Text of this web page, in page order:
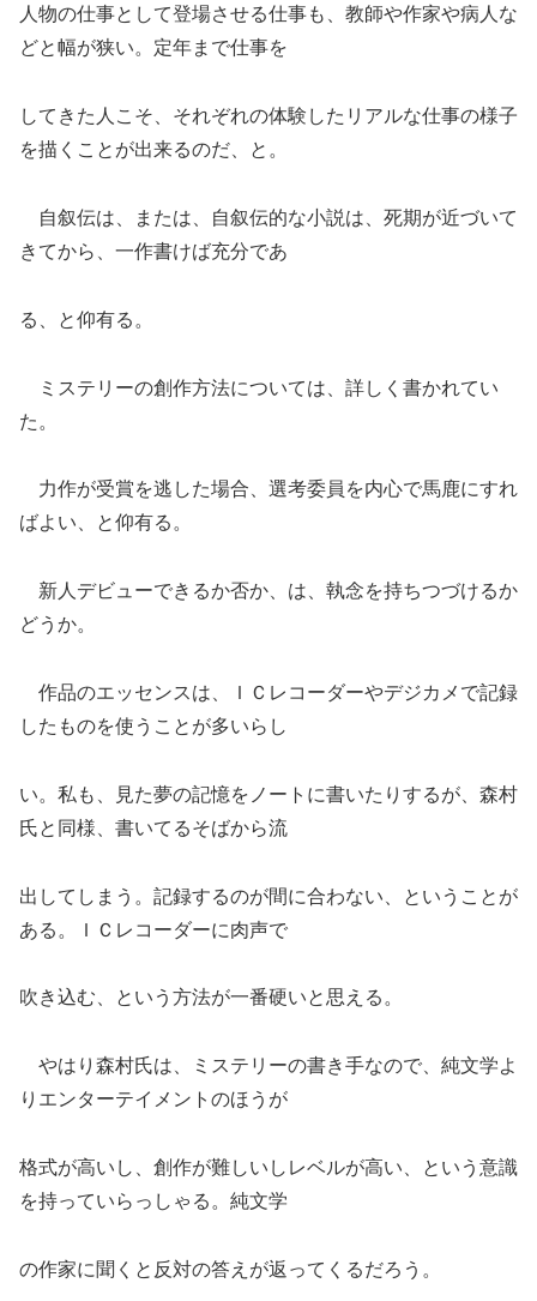
人物の仕事として登場させる仕事も、教師や作家や病人な
どと幅が狭い。定年まで仕事を
してきた人こそ、それぞれの体験したリアルな仕事の様子
を描くことが出来るのだ、と。
自叙伝は、または、自叙伝的な小説は、死期が近づいて
きてから、一作書けば充分であ
る、と仰有る。
ミステリーの創作方法については、詳しく書かれてい
た。
力作が受賞を逃した場合、選考委員を内心で馬鹿にすれ
ばよい、と仰有る。
新人デビューできるか否か、は、執念を持ちつづけるか
どうか。
作品のエッセンスは、ＩＣレコーダーやデジカメで記録
したものを使うことが多いらし
い。私も、見た夢の記憶をノートに書いたりするが、森村
氏と同様、書いてるそばから流
出してしまう。記録するのが間に合わない、ということが
ある。ＩＣレコーダーに肉声で
吹き込む、という方法が一番硬いと思える。
やはり森村氏は、ミステリーの書き手なので、純文学よ
りエンターテイメントのほうが
格式が高いし、創作が難しいしレベルが高い、という意識
を持っていらっしゃる。純文学
の作家に聞くと反対の答えが返ってくるだろう。